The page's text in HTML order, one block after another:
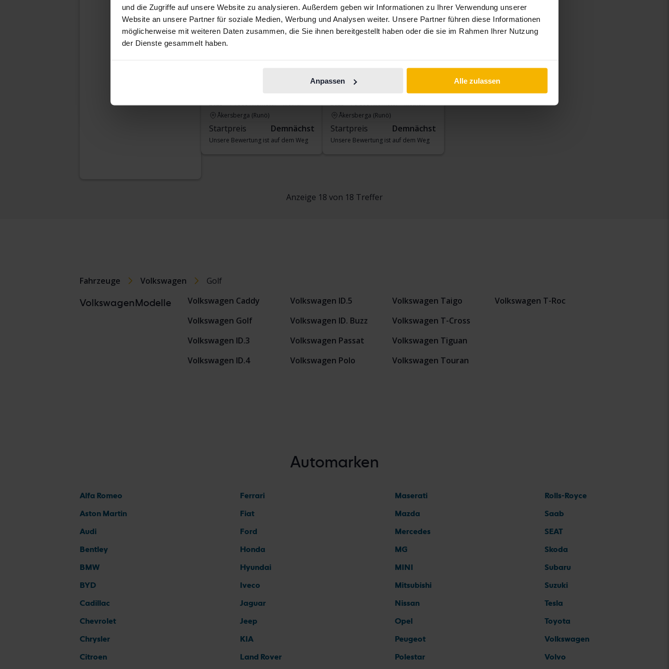
und die Zugriffe auf unsere Website zu analysieren. Außerdem geben wir Informationen zu Ihrer Verwendung unserer
Website an unsere Partner für soziale Medien, Werbung und Analysen weiter. Unsere Partner führen diese Informationen
möglicherweise mit weiteren Daten zusammen, die Sie ihnen bereitgestellt haben oder die sie im Rahmen Ihrer Nutzung
der Dienste gesammelt haben.
Anpassen Alle zulassen
2023
14 900 Kilometer
Methan
Åkersberga (Runö)
Startpreis Demnächst
Unsere Bewertung ist auf dem Weg
Volkswagen Golf
2023
70 860 Kilometer
Methan
Åkersberga (Runö)
Startpreis Demnächst
Unsere Bewertung ist auf dem Weg
Anzeige 18 von 18 Treffer
Fahrzeuge Volkswagen Golf
VolkswagenModelle
Volkswagen Caddy
Volkswagen Golf
Volkswagen ID.3
Volkswagen ID.4
Volkswagen ID.5
Volkswagen ID. Buzz
Volkswagen Passat
Volkswagen Polo
Volkswagen Taigo
Volkswagen T-Cross
Volkswagen Tiguan
Volkswagen Touran
Volkswagen T-Roc
Automarken
Alfa Romeo
Aston Martin
Audi
Bentley
BMW
BYD
Cadillac
Chevrolet
Chrysler
Citroen
Ferrari
Fiat
Ford
Honda
Hyundai
Iveco
Jaguar
Jeep
KIA
Land Rover
Maserati
Mazda
Mercedes
MG
MINI
Mitsubishi
Nissan
Opel
Peugeot
Polestar
Rolls-Royce
Saab
SEAT
Skoda
Subaru
Suzuki
Tesla
Toyota
Volkswagen
Volvo